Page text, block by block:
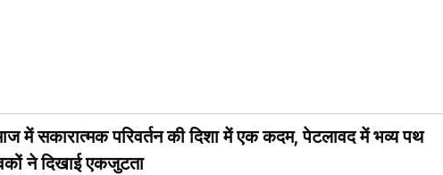
में सकारात्मक परिवर्तन की दिशा में एक कदम, पेटलावद में भव्य पथ
ने दिखाई एकजुटता